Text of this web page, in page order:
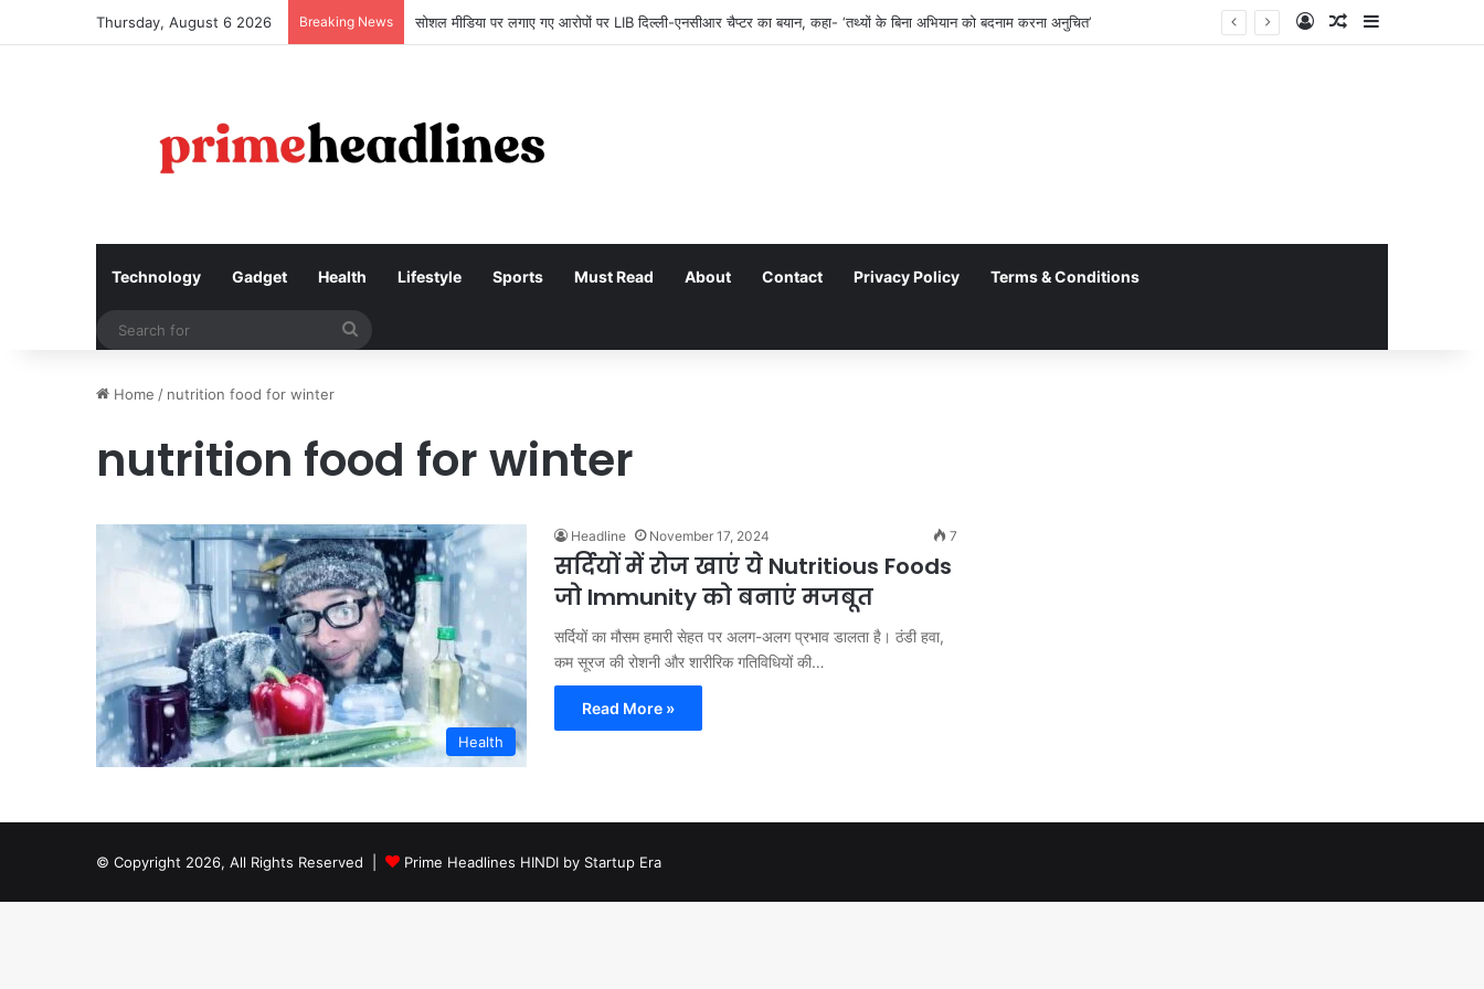
Thursday, August 6 2026 Breaking News सोशल मीडिया पर लगाए गए आरोपों पर LIB दिल्ली-एनसीआर चैप्टर का बयान, कहा- ‘तथ्यों के बिना अभियान को बदनाम करना अनुचित’ Log InRandom Article
Sidebar
Technology Gadget Health Lifestyle Sports Must Read About Contact Privacy Policy Terms & Conditions
Home / nutrition food for winter
nutrition food for winter
Health
Headline November 17, 2024 7
सर्दियों में रोज खाएं ये Nutritious Foods
जो Immunity को बनाएं मजबूत
सर्दियों का मौसम हमारी सेहत पर अलग-अलग प्रभाव डालता है। ठंडी हवा,
कम सूरज की रोशनी और शारीरिक गतिविधियों की…
Read More »
© Copyright 2026, All Rights Reserved | Prime Headlines HINDI by Startup Era